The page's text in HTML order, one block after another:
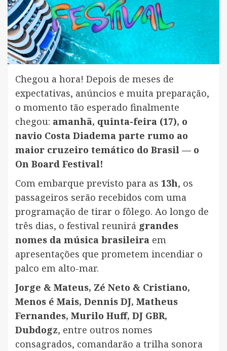
Chegou a hora! Depois de meses de
expectativas, anúncios e muita preparação,
o momento tão esperado finalmente
chegou: amanhã, quinta-feira (17), o
navio Costa Diadema parte rumo ao
maior cruzeiro temático do Brasil — o
On Board Festival!
Com embarque previsto para as 13h, os
passageiros serão recebidos com uma
programação de tirar o fôlego. Ao longo de
três dias, o festival reunirá grandes
nomes da música brasileira em
apresentações que prometem incendiar o
palco em alto-mar.
Jorge & Mateus, Zé Neto & Cristiano,
Menos é Mais, Dennis DJ, Matheus
Fernandes, Murilo Huff, DJ GBR,
Dubdogz, entre outros nomes
consagrados, comandarão a trilha sonora